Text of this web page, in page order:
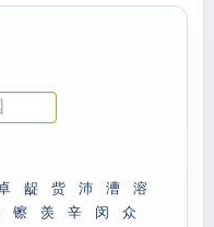
龊 赀 沛 漕
溶
镲 羡 辛 闵
众